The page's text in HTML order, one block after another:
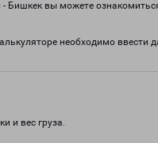
вы можете
необходимо
и вес груза.